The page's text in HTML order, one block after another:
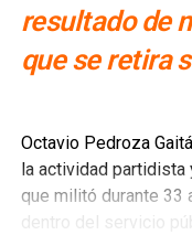
resultado de
que se retira
Octavio Pedroza
la actividad partidista
que militó durante 33
dentro del servicio